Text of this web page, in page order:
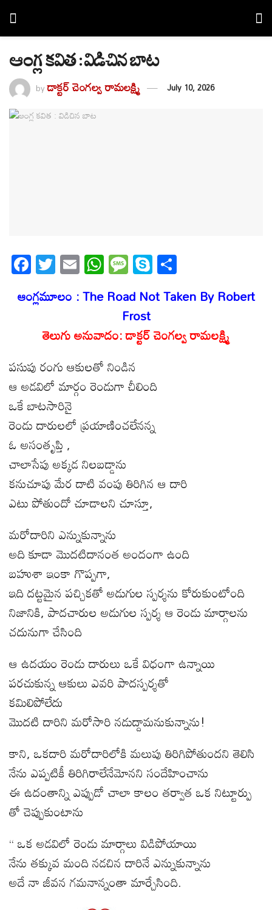
ఆంగ్ల కవిత : విడిచిన బాట
byడాక్టర్ చెంగల్వ రామలక్ష్మి July 10, 2026
F
ac
e
o
k
T
w
itt
er
E
m
ail
W
h
at
s
A
p
p
M
e
ss
a
g
e
S
k
y
p
e
h
ar
e
ఆంగ్లమూలం : The Road Not Taken By Robert
Frost
తెలుగు అనువాదం: డాక్టర్ చెంగల్వ రామలక్ష్మి
పసుపు రంగు ఆకులతో నిండిన
ఆ అడవిలో మార్గం రెండుగా చీలింది
ఒకే బాటసారినై
రెండు దారులలో ప్రయాణించలేనన్న
ఓ అసంతృప్తి ,
చాలాసేపు అక్కడ నిలబడ్డాను
కనుచూపు మేర దాటి వంపు తిరిగిన ఆ దారి
ఎటు పోతుందో చూడాలని చూస్తూ,
మరోదారిని ఎన్నుకున్నాను
అది కూడా మొదటిదానంత అందంగా ఉంది
బహుశా ఇంకా గొప్పగా,
ఇది దట్టమైన పచ్చికతో అడుగుల స్పర్శను కోరుకుంటోంది
నిజానికి, పాదచారుల అడుగుల స్పర్శ ఆ రెండు మార్గాలను
చదునుగా చేసింది
ఆ ఉదయం రెండు దారులు ఒకే విధంగా ఉన్నాయి
పరచుకున్న ఆకులు ఎవరి పాదస్పర్శతో
కమిలిపోలేదు
మొదటి దారిని మరోసారి నడుద్దామనుకున్నాను!
కాని, ఒకదారి మరోదారిలోకి మలుపు తిరిగిపోతుందని తెలిసి
నేను ఎప్పటికీ తిరిగిరాలేనేమోనని సందేహించాను
ఈ ఉదంతాన్ని ఎప్పుడో చాలా కాలం తర్వాత ఒక నిట్టూర్పు
తో చెప్పుకుంటాను
“ ఒక అడవిలో రెండు మార్గాలు విడిపోయాయి
నేను తక్కువ మంది నడచిన దారినే ఎన్నుకున్నాను
అదే నా జీవన గమనాన్నంతా మార్చేసింది.